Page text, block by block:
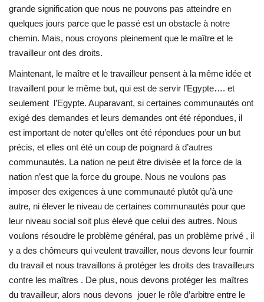
Le citoyen mondial
Documents
L'exposition
Références
Gallery
Nos Partenaires
opportunités
Language
English español
French Arabic
grande signification que nous ne pouvons pas atteindre en
quelques jours parce que le passé est un obstacle à notre
chemin. Mais, nous croyons pleinement que le maître et le
travailleur ont des droits.
Maintenant, le maître et le travailleur pensent à la même idée et
travaillent pour le même but, qui est de servir l’Egypte…. et
seulement l’Egypte. Auparavant, si certaines communautés ont
exigé des demandes et leurs demandes ont été répondues, il
est important de noter qu’elles ont été répondues pour un but
précis, et elles ont été un coup de poignard à d’autres
communautés. La nation ne peut être divisée et la force de la
nation n’est que la force du groupe. Nous ne voulons pas
imposer des exigences à une communauté plutôt qu’à une
autre, ni élever le niveau de certaines communautés pour que
leur niveau social soit plus élevé que celui des autres. Nous
voulons résoudre le problème général, pas un problème privé , il
y a des chômeurs qui veulent travailler, nous devons leur fournir
du travail et nous travaillons à protéger les droits des travailleurs
contre les maîtres . De plus, nous devons protéger les maîtres
du travailleur, alors nous devons jouer le rôle d’arbitre entre le